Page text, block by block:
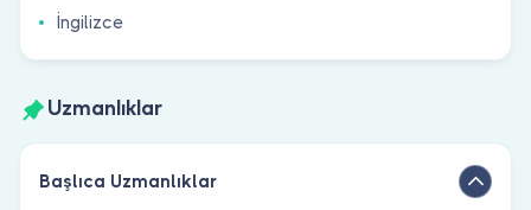
İngilizce
Uzmanlıklar
Başlıca Uzmanlıklar